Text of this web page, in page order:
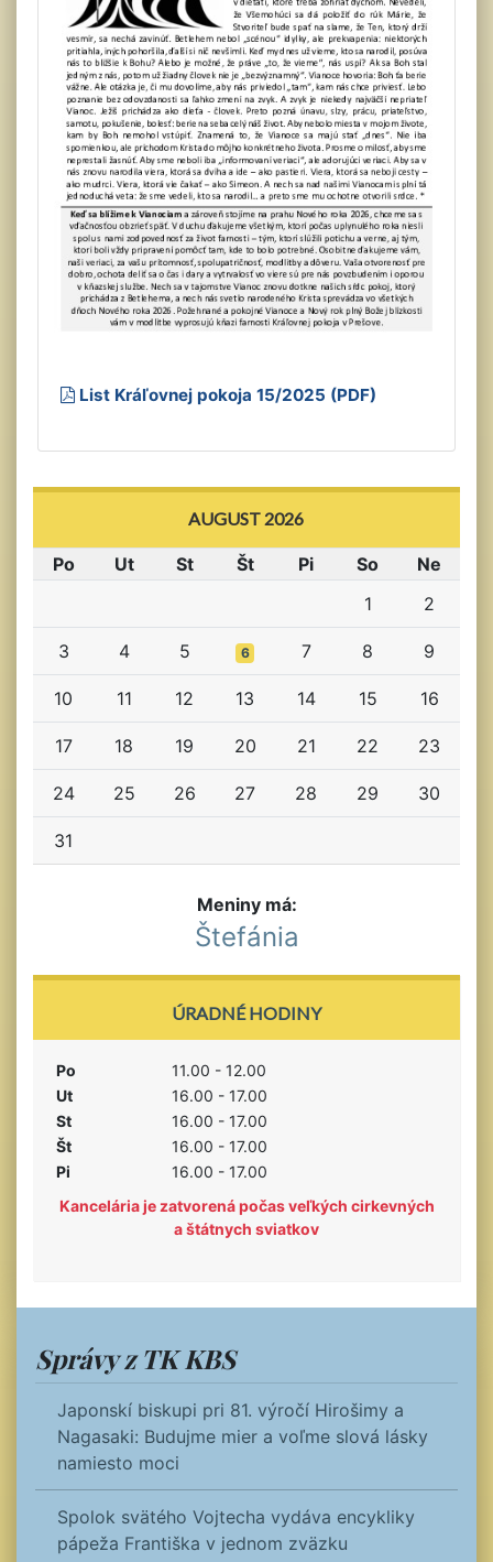
List Kráľovnej pokoja 15/2025 (PDF)
AUGUST 2026
Po Ut St Št Pi So
Ne
1
2
3 4 5 6 7 8 9
10 11 12 13 14 15 16
17 18 19 20 21 22 23
24 25 26 27 28 29 30
31
Meniny má:
Štefánia
ÚRADNÉ HODINY
Po
11.00 - 12.00
Ut
16.00 - 17.00
St
16.00 - 17.00
Št
16.00 - 17.00
Pi
16.00 - 17.00
Kancelária je zatvorená počas veľkých cirkevných
a štátnych sviatkov
Správy z TK KBS
Japonskí biskupi pri 81. výročí Hirošimy a
Nagasaki: Budujme mier a voľme slová lásky
namiesto moci
Spolok svätého Vojtecha vydáva encykliky
pápeža Františka v jednom zväzku